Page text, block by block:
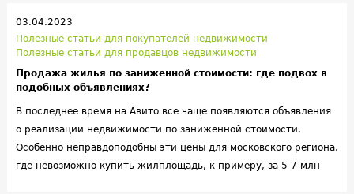
03.04.2023
Полезные статьи для покупателей недвижимости
Полезные статьи для продавцов недвижимости
Продажа жилья по заниженной стоимости: где подвох в
подобных объявлениях?
В последнее время на Авито все чаще появляются объявления
о реализации недвижимости по заниженной стоимости.
Особенно неправдоподобны эти цены для московского региона,
где невозможно купить жилплощадь, к примеру, за 5-7 млн